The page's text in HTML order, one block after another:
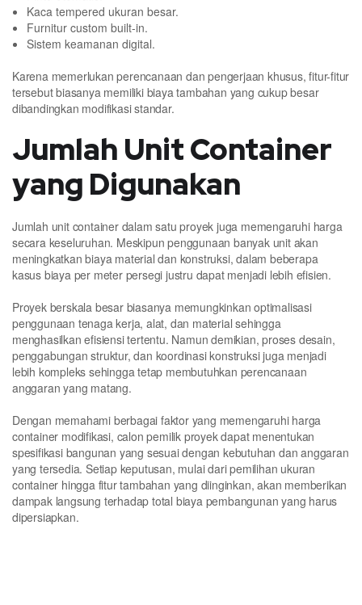
Kaca tempered ukuran besar.
Furnitur custom built-in.
Sistem keamanan digital.
Karena memerlukan perencanaan dan pengerjaan khusus, fitur-fitur
tersebut biasanya memiliki biaya tambahan yang cukup besar
dibandingkan modifikasi standar.
Jumlah Unit Container
yang Digunakan
Jumlah unit container dalam satu proyek juga memengaruhi harga
secara keseluruhan. Meskipun penggunaan banyak unit akan
meningkatkan biaya material dan konstruksi, dalam beberapa
kasus biaya per meter persegi justru dapat menjadi lebih efisien.
Proyek berskala besar biasanya memungkinkan optimalisasi
penggunaan tenaga kerja, alat, dan material sehingga
menghasilkan efisiensi tertentu. Namun demikian, proses desain,
penggabungan struktur, dan koordinasi konstruksi juga menjadi
lebih kompleks sehingga tetap membutuhkan perencanaan
anggaran yang matang.
Dengan memahami berbagai faktor yang memengaruhi harga
container modifikasi, calon pemilik proyek dapat menentukan
spesifikasi bangunan yang sesuai dengan kebutuhan dan anggaran
yang tersedia. Setiap keputusan, mulai dari pemilihan ukuran
container hingga fitur tambahan yang diinginkan, akan memberikan
dampak langsung terhadap total biaya pembangunan yang harus
dipersiapkan.